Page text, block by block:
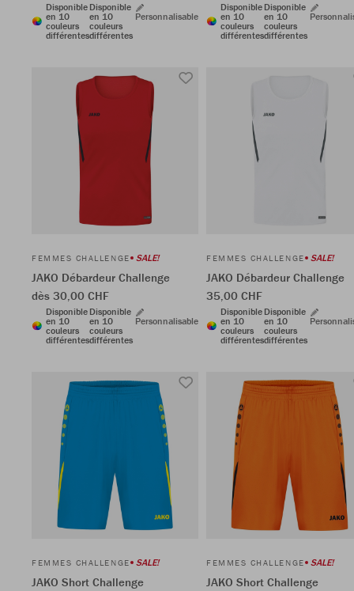
Disponible
en 10
couleurs
différentes
Disponible
en 10
couleurs
différentes
Personnalisable
Disponible
en 10
couleurs
différentes
Disponible
en 10
couleurs
différentes
FEMMES CHALLENGE SALE!
JAKO Débardeur Challenge
dès 30,00 CHF
Disponible
en 10
couleurs
différentes
Disponible
en 10
couleurs
différentes
Personnalisable
FEMMES CHALLENGE SALE!
JAKO Débardeur Challenge
35,00 CHF
Disponible
en 10
couleurs
différentes
Disponible
en 10
couleurs
différentes
FEMMES CHALLENGE SALE!
JAKO Short Challenge
FEMMES CHALLENGE SALE!
JAKO Short Challenge